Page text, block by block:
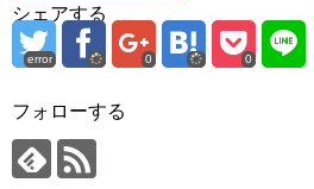
シェアする
error 0 0
フォローする